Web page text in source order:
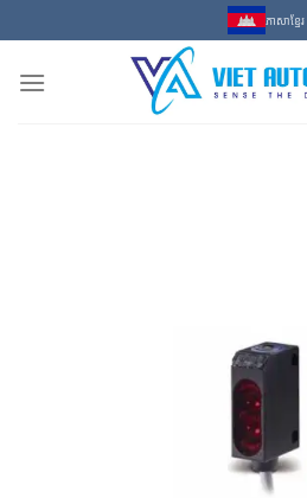
to
content
ភាសាខ្មែរ